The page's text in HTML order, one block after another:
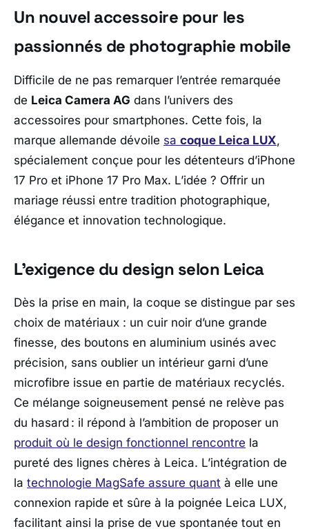
Un nouvel accessoire pour les
passionnés de photographie mobile
Difficile de ne pas remarquer l’entrée remarquée
de Leica Camera AG dans l’univers des
accessoires pour smartphones. Cette fois, la
marque allemande dévoile sa coque Leica LUX,
spécialement conçue pour les détenteurs d’iPhone
17 Pro et iPhone 17 Pro Max. L’idée ? Offrir un
mariage réussi entre tradition photographique,
élégance et innovation technologique.
L’exigence du design selon Leica
Dès la prise en main, la coque se distingue par ses
choix de matériaux : un cuir noir d’une grande
finesse, des boutons en aluminium usinés avec
précision, sans oublier un intérieur garni d’une
microfibre issue en partie de matériaux recyclés.
Ce mélange soigneusement pensé ne relève pas
du hasard : il répond à l’ambition de proposer un
produit où le design fonctionnel rencontre la
pureté des lignes chères à Leica. L’intégration de
la technologie MagSafe assure quant à elle une
connexion rapide et sûre à la poignée Leica LUX,
facilitant ainsi la prise de vue spontanée tout en